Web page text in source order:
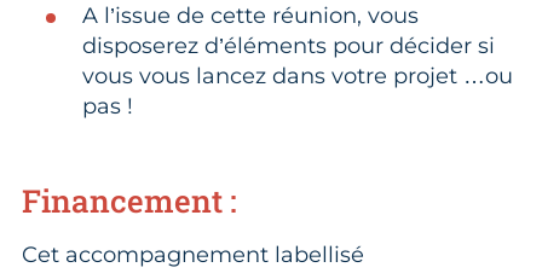
A l’issue de cette réunion, vous
disposerez d’éléments pour décider si
vous vous lancez dans votre projet …ou
pas !
Financement :
Cet accompagnement labellisé